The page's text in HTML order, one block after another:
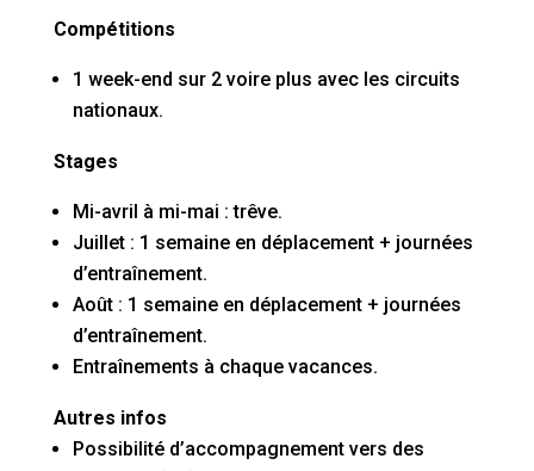
Compétitions
1 week-end sur 2 voire plus avec les circuits
nationaux.
Stages
Mi-avril à mi-mai : trêve.
Juillet : 1 semaine en déplacement + journées
d’entraînement.
Août : 1 semaine en déplacement + journées
d’entraînement.
Entraînements à chaque vacances.
Autres infos
Possibilité d’accompagnement vers des